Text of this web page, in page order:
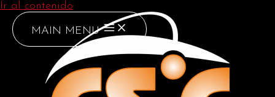
Ir al contenido
MAIN MENU